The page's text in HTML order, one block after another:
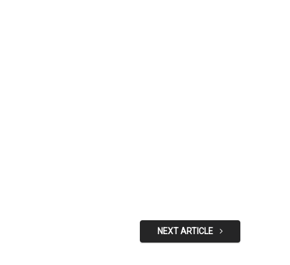
NEXT ARTICLE